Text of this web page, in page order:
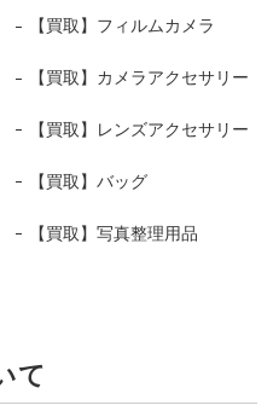
【買取】フィルムカメラ
【買取】カメラアクセサリー
【買取】レンズアクセサリー
【買取】バッグ
【買取】写真整理用品
て